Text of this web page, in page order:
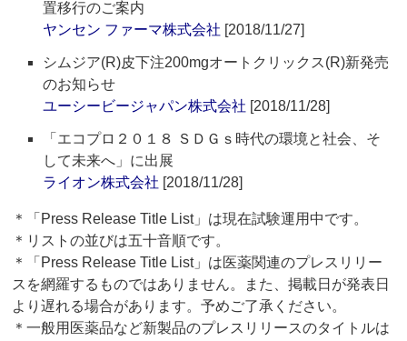
置移行のご案内
ヤンセン ファーマ株式会社 [2018/11/27]
シムジア(R)皮下注200mgオートクリックス(R)新発売
のお知らせ
ユーシービージャパン株式会社 [2018/11/28]
「エコプロ２０１８ ＳＤＧｓ時代の環境と社会、そ
して未来へ」に出展
ライオン株式会社 [2018/11/28]
＊「Press Release Title List」は現在試験運用中です。
＊リストの並びは五十音順です。
＊「Press Release Title List」は医薬関連のプレスリリー
スを網羅するものではありません。また、掲載日が発表日
より遅れる場合があります。予めご了承ください。
＊一般用医薬品など新製品のプレスリリースのタイトルは